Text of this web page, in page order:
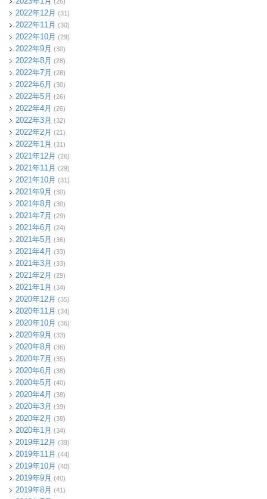
2022年12月 (31)
2022年11月 (30)
2022年10月 (29)
2022年9月 (30)
2022年8月 (28)
2022年7月 (28)
2022年6月 (30)
2022年5月 (26)
2022年4月 (26)
2022年3月 (32)
2022年2月 (21)
2022年1月 (31)
2021年12月 (26)
2021年11月 (29)
2021年10月 (31)
2021年9月 (30)
2021年8月 (30)
2021年7月 (29)
2021年6月 (24)
2021年5月 (36)
2021年4月 (33)
2021年3月 (33)
2021年2月 (29)
2021年1月 (34)
2020年12月 (35)
2020年11月 (34)
2020年10月 (36)
2020年9月 (33)
2020年8月 (36)
2020年7月 (35)
2020年6月 (38)
2020年5月 (40)
2020年4月 (38)
2020年3月 (39)
2020年2月 (38)
2020年1月 (34)
2019年12月 (39)
2019年11月 (44)
2019年10月 (40)
2019年9月 (40)
2019年8月 (41)